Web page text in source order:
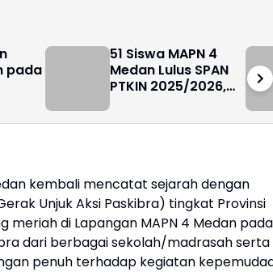
pada
51 Siswa MAPN 4
Medan Lulus SPAN
PTKIN 2025/2026,
Madrasah Unggul
kembali mencatat sejarah dengan
Unjuk Aksi Paskibra) tingkat Provinsi
di Lapangan MAPN 4 Medan pada
dari berbagai sekolah/madrasah serta
penuh terhadap kegiatan